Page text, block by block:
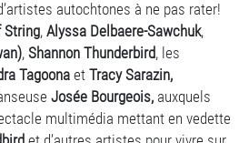
autochtones à ne pas rater!
String, Alyssa Delbaere-Sawchuk,
, Shannon Thunderbird, les
Tagoona et Tracy Sarazin,
Josée Bourgeois, auxquels
multimédia mettant en vedette